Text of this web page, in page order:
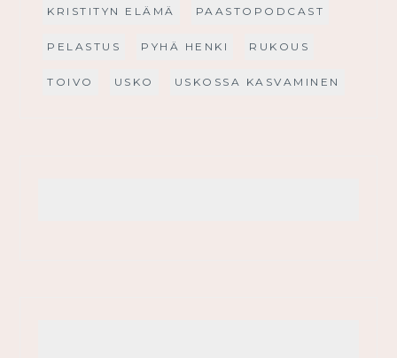
KRISTITYN ELÄMÄ PAASTOPODCAST
PELASTUS PYHÄ HENKI RUKOUS
TOIVO USKO USKOSSA KASVAMINEN